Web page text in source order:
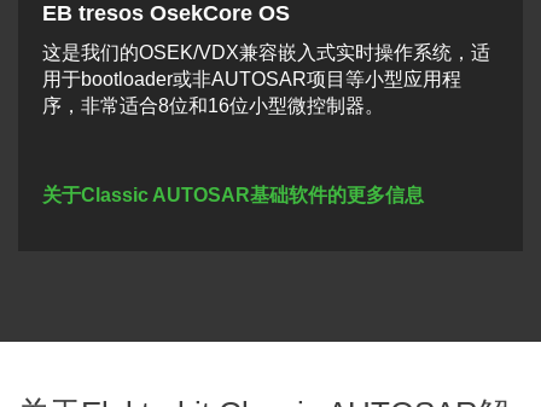
EB tresos OsekCore OS
这是我们的OSEK/VDX兼容嵌入式实时操作系统，适
用于bootloader或非AUTOSAR项目等小型应用程
序，非常适合8位和16位小型微控制器。
关于Classic AUTOSAR基础软件的更多信息